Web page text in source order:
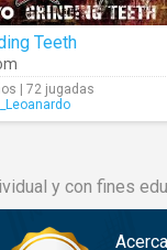
Teeth
| 72 jugadas
y con fines
Acerca